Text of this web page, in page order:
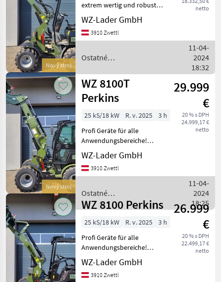
Nový stroj
netto
extrem wertig und robust
gefertigt!
Wartungsfreundlich,
wendig und zuverlässig.
WZ-Lader GmbH
3910 Zwettl
Ostatné
stroje / WZ
11-04-
2024
18:32
Nový stroj
WZ 8100T
Perkins
29.999
€
20 % s DPH
24.999,17 €
netto
25 kS/18 kW R. v. 2025
3 h
Profi Geräte für alle
Anwendungsbereiche!
Starker hydrostatischer
Fahrantrieb mit 2 Stufen
Wendig, robust und
WZ-Lader GmbH
3910 Zwettl
Ostatné
poľnohospodárske silové
stroje / WZ
11-04-
2024
18:25
WZ 8100 Perkins
26.999
€
20 % s DPH
22.499,17 €
netto
25 kS/18 kW R. v. 2025
3 h
Profi Geräte für alle
Anwendungsbereiche!
Starker hydrostatischer
Fahrantrieb mit 2 Stufen
Wendig, robust und
WZ-Lader GmbH
3910 Zwettl